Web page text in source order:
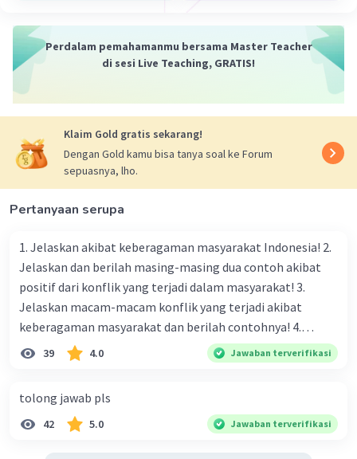
Perdalam pemahamanmu bersama Master Teacher
di sesi Live Teaching, GRATIS!
Klaim Gold gratis sekarang!
Dengan Gold kamu bisa tanya soal ke Forum
sepuasnya, lho.
Pertanyaan serupa
1. Jelaskan akibat keberagaman masyarakat Indonesia! 2.
Jelaskan dan berilah masing-masing dua contoh akibat
positif dari konflik yang terjadi dalam masyarakat! 3.
Jelaskan macam-macam konflik yang terjadi akibat
keberagaman masyarakat dan berilah contohnya! 4.
Mengapa dalam masyarakat yang memiliki keberagaman
bahasa, dan budaya. Berdasarkan pernyataan tersebut,
apa yang dapat kalian lakukan untuk menjaga
39 4.0 Jawaban terverifikasi
tolong jawab pls
42 5.0 Jawaban terverifikasi